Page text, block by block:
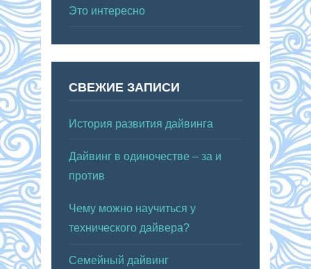
Это интересно
СВЕЖИЕ ЗАПИСИ
История развития дайвинга
Дайвинг в одиночестве – за и
против
Чему можно научиться у
технического дайвера?
Семейный дайвинг